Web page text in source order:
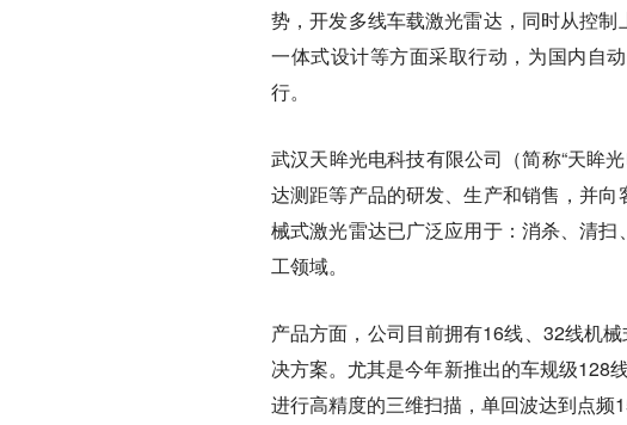
势，开发多线车载激光雷达，同时从控
一体式设计等方面采取行动，为国内自
行。
武汉天眸光电科技有限公司（简称“天眸
达测距等产品的研发、生产和销售，并
械式激光雷达已广泛应用于： 消杀、清扫
工领域。
产品方面，公司目前拥有16线、32线机
决方案。尤其是今年新推出的车规级128
进行高精度的三维扫描，单回波达到点频